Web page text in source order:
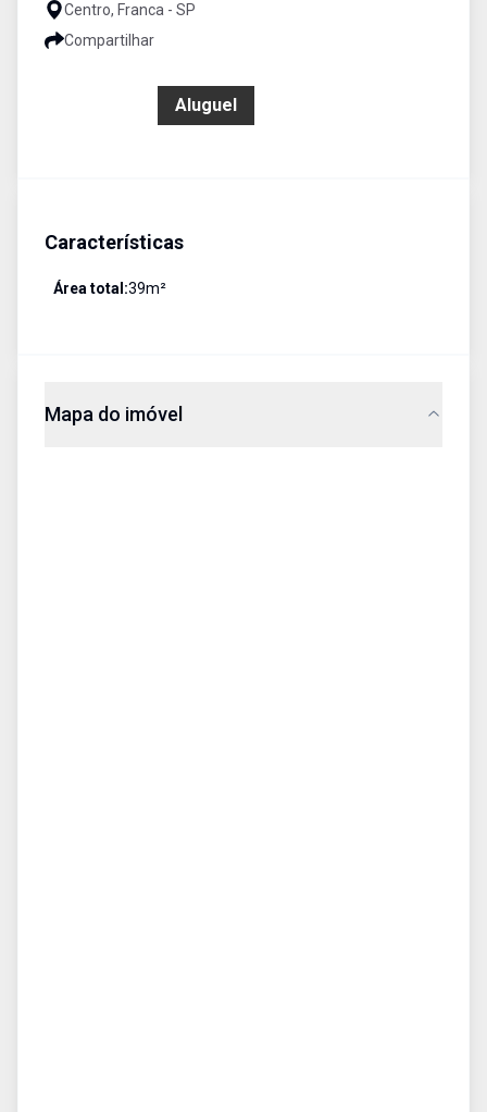
Centro, Franca - SP
Compartilhar
Aluguel
Características
Área total:39m²
Mapa do imóvel